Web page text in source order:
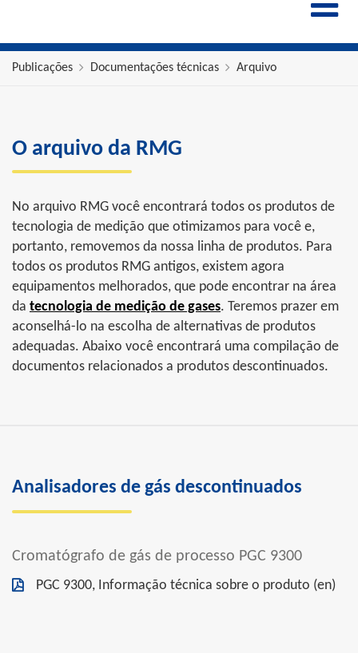
POLSKI
Publicações Documentações técnicas Arquivo
O arquivo da RMG
No arquivo RMG você encontrará todos os produtos de
tecnologia de medição que otimizamos para você e,
portanto, removemos da nossa linha de produtos. Para
todos os produtos RMG antigos, existem agora
equipamentos melhorados, que pode encontrar na área
da tecnologia de medição de gases. Teremos prazer em
aconselhá-lo na escolha de alternativas de produtos
adequadas. Abaixo você encontrará uma compilação de
documentos relacionados a produtos descontinuados.
Analisadores de gás descontinuados
Cromatógrafo de gás de processo PGC 9300
PGC 9300, Informação técnica sobre o produto (en)